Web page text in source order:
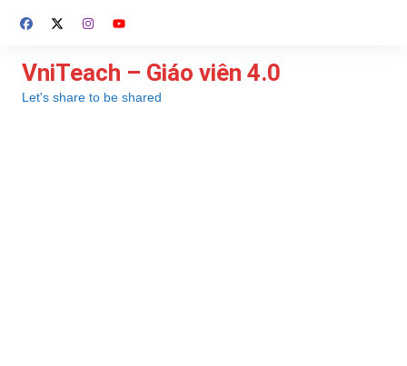
đến
dung
VniTeach – Giáo viên 4.0
Let's share to be shared